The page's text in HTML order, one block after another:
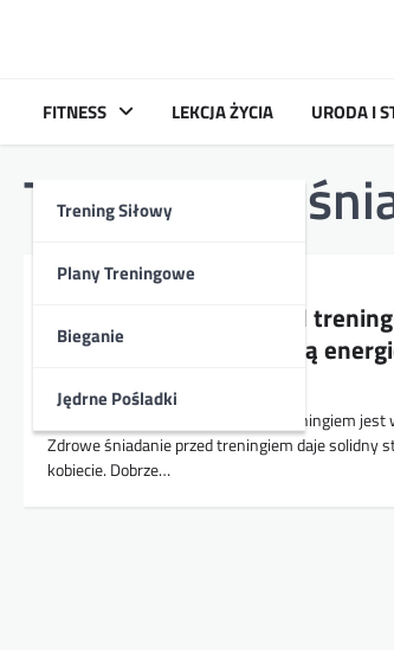
FITNESS
Trening Siłowy
Plany Treningowe
Bieganie
Jędrne Pośladki
LEKCJA ŻYCIA URODA I
Tag:zdrowe
ZDROWE ŚNIADANIE
Zdrowe śniadanie przed
— przepisy na naturalną
Kasia 2026-04-02
Dlaczego zdrowe śniadanie przed treningiem
Zdrowe śniadanie przed treningiem daje solidny
kobiecie. Dobrze…